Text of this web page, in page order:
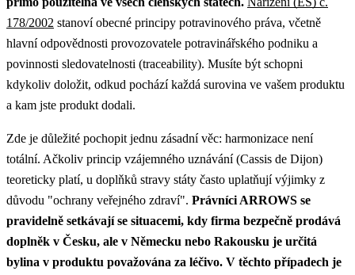
178/2002 stanoví obecné principy potravinového práva, včetně
hlavní odpovědnosti provozovatele potravinářského podniku a
povinnosti sledovatelnosti (traceability). Musíte být schopni
kdykoliv doložit, odkud pochází každá surovina ve vašem produktu
a kam jste produkt dodali.
Zde je důležité pochopit jednu zásadní věc: harmonizace není
totální. Ačkoliv princip vzájemného uznávání (Cassis de Dijon)
teoreticky platí, u doplňků stravy státy často uplatňují výjimky z
důvodu "ochrany veřejného zdraví". Právníci ARROWS se
pravidelně setkávají se situacemi, kdy firma bezpečně prodává
doplněk v Česku, ale v Německu nebo Rakousku je určitá
bylina v produktu považována za léčivo. V těchto případech je